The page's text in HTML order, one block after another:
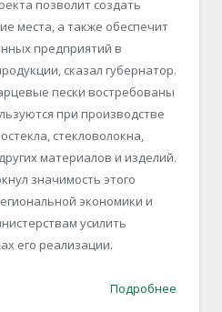
позволит создать
места, а также обеспечит
предприятий в
сказал губернатор.
пески востребованы
при производстве
стекловолокна,
материалов и изделий.
значимость этого
экономики и
усилить
его реализации.
Подробнее